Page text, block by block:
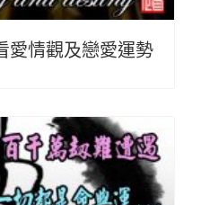
愛情觀及戀愛運勢